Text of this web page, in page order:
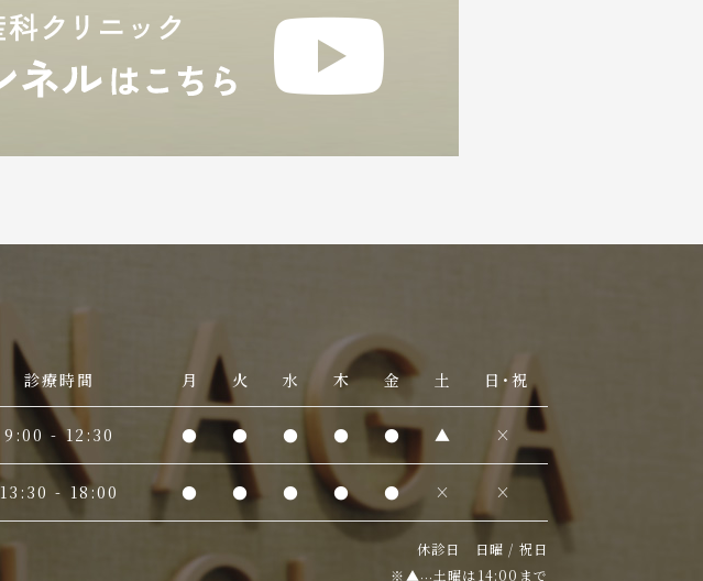
診療時間 月 火 水 木 金 土 日・祝
9:00 - 12:30 ● ● ● ● ● ▲ ×
13:30 - 18:00 ● ● ● ● ● × ×
休診日 日曜 / 祝日
※▲
土曜は14:00まで